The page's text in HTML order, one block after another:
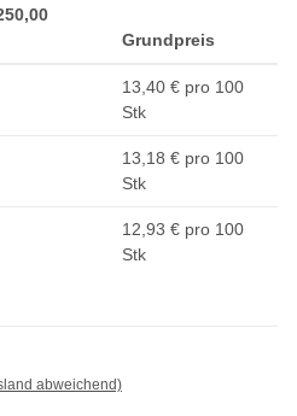
Grundpreis
13,40 € pro 100
Stk
13,18 € pro 100
Stk
12,93 € pro 100
Stk
abweichend)